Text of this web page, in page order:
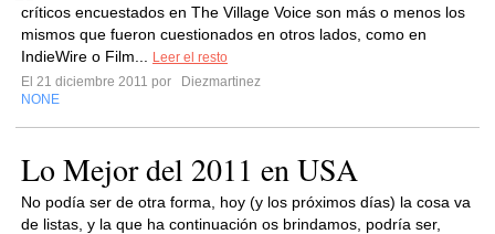
críticos encuestados en The Village Voice son más o menos los
mismos que fueron cuestionados en otros lados, como en
IndieWire o Film...
Leer el resto
El 21 diciembre 2011 por
Diezmartinez
NONE
Lo Mejor del 2011 en USA
No podía ser de otra forma, hoy (y los próximos días) la cosa va
de listas, y la que ha continuación os brindamos, podría ser,